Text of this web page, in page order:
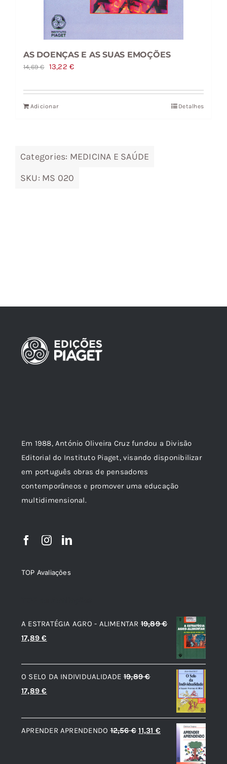
AS DOENÇAS E AS SUAS EMOÇÕES
14,69€
O
original
era:
13,22€O
atual
Adicionar Detalhes
Categories: MEDICINA E SAÚDE
SKU: MS 020
Em 1988, António Oliveira Cruz fundou a Divisão
Editorial do Instituto Piaget, visando disponibilizar
em português obras de pensadores
contemporâneos e promover uma educação
multidimensional.
TOP Avaliações
A ESTRATÉGIA AGRO - ALIMENTAR 19,89€
O
original
era:
19,89 €.
17,89€
atual
é:
17,89 €.
O SELO DA INDIVIDUALIDADE 19,89€
O
original
era:
17,89€
atual
é:
APRENDER APRENDENDO 12,56€ O
11,31 €O
atual